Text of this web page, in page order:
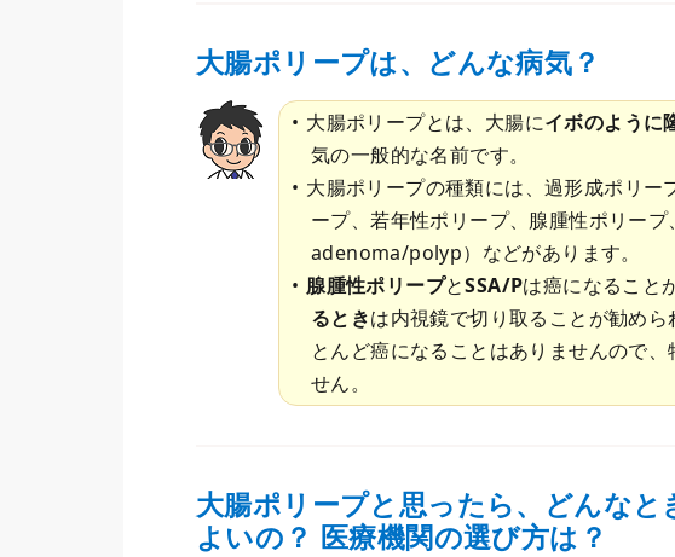
大腸ポリープは、どんな病気？
大腸ポリープとは、大腸にイボのように
気の一般的な名前です。
大腸ポリープの種類には、過形成ポリー
ープ、若年性ポリープ、腺腫性ポリー
adenoma/polyp）などがあります。
腺腫性ポリープとSSA/Pは癌になること
るときは内視鏡で切り取ることが勧め
とんど癌になることはありませんので
せん。
大腸ポリープと思ったら、どんなと
よいの？ 医療機関の選び方は？